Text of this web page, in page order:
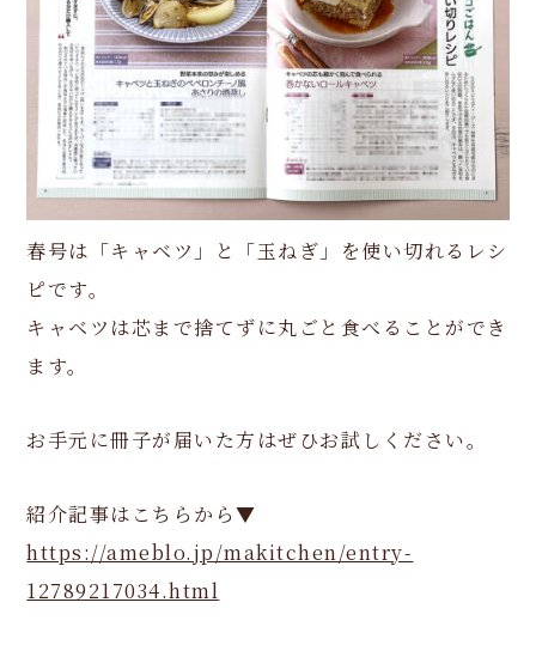
春号は「キャベツ」と「玉ねぎ」を使い切れるレシ
ピです。
キャベツは芯まで捨てずに丸ごと食べることができ
ます。
お手元に冊子が届いた方はぜひお試しください。
紹介記事はこちらから▼
https://ameblo.jp/makitchen/entry-
12789217034.html